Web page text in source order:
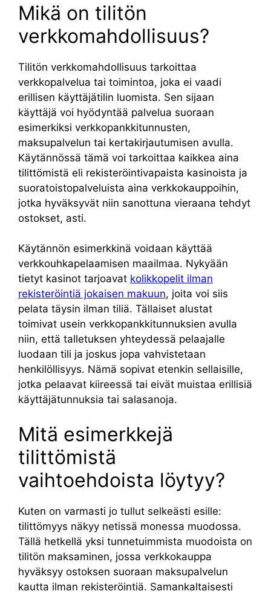
Mikä on tilitön
verkkomahdollisuus?
Tilitön verkkomahdollisuus tarkoittaa
verkkopalvelua tai toimintoa, joka ei vaadi
erillisen käyttäjätilin luomista. Sen sijaan
käyttäjä voi hyödyntää palvelua suoraan
esimerkiksi verkkopankkitunnusten,
maksupalvelun tai kertakirjautumisen avulla.
Käytännössä tämä voi tarkoittaa kaikkea aina
tilittömistä eli rekisteröintivapaista kasinoista ja
suoratoistopalveluista aina verkkokauppoihin,
jotka hyväksyvät niin sanottuna vieraana tehdyt
ostokset, asti.
Käytännön esimerkkinä voidaan käyttää
verkkouhkapelaamisen maailmaa. Nykyään
tietyt kasinot tarjoavat kolikkopelit ilman
rekisteröintiä jokaisen makuun, joita voi siis
pelata täysin ilman tiliä. Tällaiset alustat
toimivat usein verkkopankkitunnuksien avulla
niin, että talletuksen yhteydessä pelaajalle
luodaan tili ja joskus jopa vahvistetaan
henkilöllisyys. Nämä sopivat etenkin sellaisille,
jotka pelaavat kiireessä tai eivät muistaa erillisiä
käyttäjätunnuksia tai salasanoja.
Mitä esimerkkejä
tilittömistä
vaihtoehdoista löytyy?
Kuten on varmasti jo tullut selkeästi esille:
tilittömyys näkyy netissä monessa muodossa.
Tällä hetkellä yksi tunnetuimmista muodoista on
tilitön maksaminen, jossa verkkokauppa
hyväksyy ostoksen suoraan maksupalvelun
kautta ilman rekisteröintiä. Samankaltaisesti